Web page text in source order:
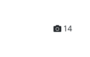
14